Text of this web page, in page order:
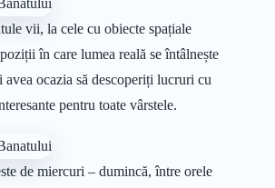
vii, la cele cu obiecte spațiale
în care lumea reală se întâlnește
ocazia să descoperiți lucruri cu
pentru toate vârstele.
de miercuri – dumincă, între orele